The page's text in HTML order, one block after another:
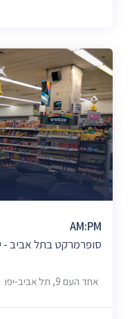
AM:PM
סופרמרקט בתל אביב -
אחד העם 9, תל אביב-יפו